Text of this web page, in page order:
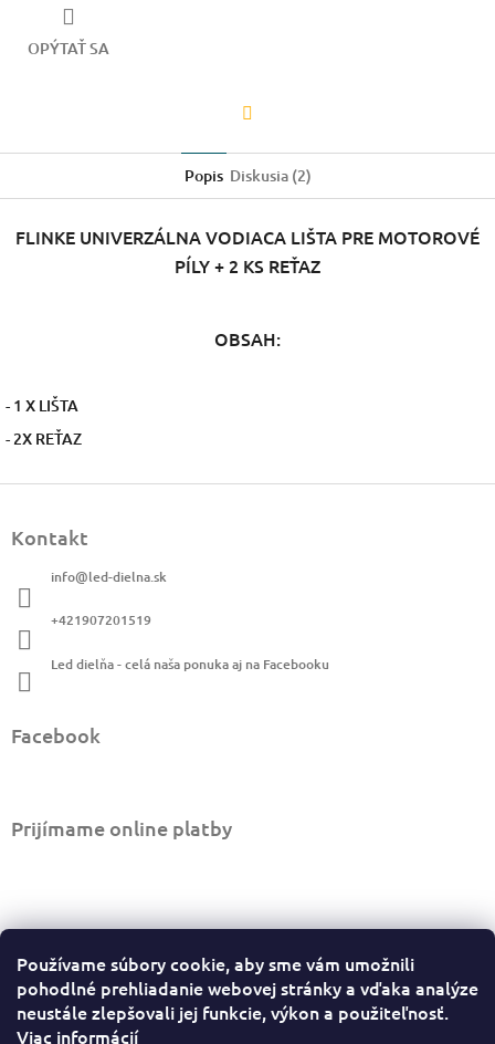
Používame súbory cookie, aby sme vám umožnili
pohodlné prehliadanie webovej stránky a vďaka analýze
neustále zlepšovali jej funkcie, výkon a použiteľnosť.
Viac informácií
OPÝTAŤ SA
Popis Diskusia (2)
FLINKE UNIVERZÁLNA VODIACA LIŠTA PRE MOTOROVÉ
PÍLY + 2 KS REŤAZ
OBSAH:
- 1 X LIŠTA
- 2X REŤAZ
Kontakt
info@led-dielna.sk
+421907201519
Led dielňa - celá naša ponuka aj na Facebooku
Facebook
Prijímame online platby
Informácie pre vás
Ako nakupovať
Obchodné podmienky
Podmienky ochrany osobných údajov